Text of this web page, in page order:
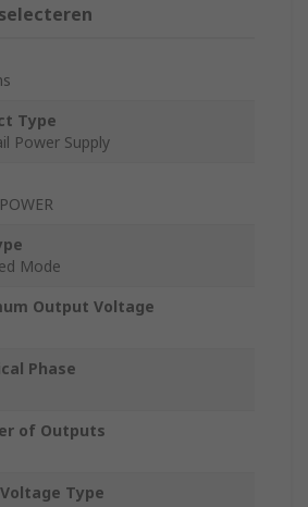
Type
Power Supply
Mode
Output Voltage
Phase
of Outputs
Type